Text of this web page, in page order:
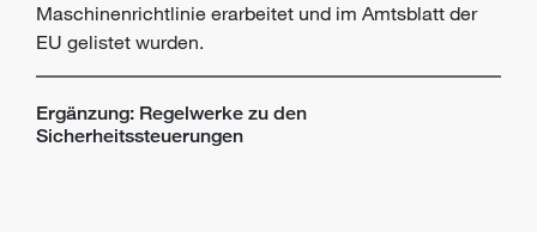
Maschinenrichtlinie erarbeitet und im Amtsblatt der
EU gelistet wurden.
Ergänzung: Regelwerke zu den
Sicherheitssteuerungen